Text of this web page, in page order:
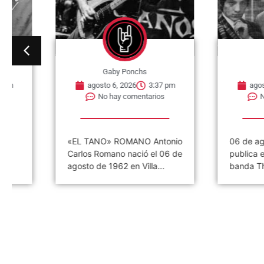
Gaby Ponchs
agosto 6, 2026
3:37 pm
No hay comentarios
«EL TANO» ROMANO Antonio
Carlos Romano nació el 06 de
agosto de 1962 en Villa...
agosto 6,
No hay
06 de agosto
publica el
banda The